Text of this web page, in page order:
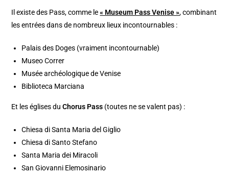
Il existe des Pass, comme le« Museum Pass Venise », combinant
les entrées dans de nombreux lieux incontournables :
Palais des Doges (vraiment incontournable)
Museo Correr
Musée archéologique de Venise
Biblioteca Marciana
Et les églises duChorus Pass (toutes ne se valent pas) :
Chiesa di Santa Maria del Giglio
Chiesa di Santo Stefano
Santa Maria dei Miracoli
San Giovanni Elemosinario